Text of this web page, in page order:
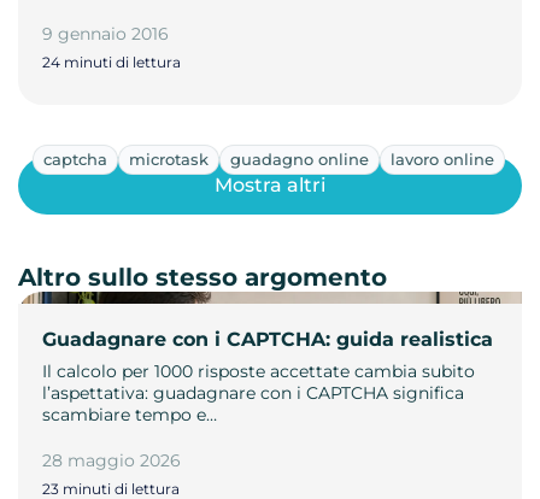
9 gennaio 2016
24 minuti di lettura
captcha microtask guadagno online lavoro online
Guadagnare con i CAPTCHA: guida realistica
Il calcolo per 1000 risposte accettate cambia subito
l’aspettativa: guadagnare con i CAPTCHA significa
scambiare tempo e…
28 maggio 2026
23 minuti di lettura
Mostra altri
Altro sullo stesso argomento